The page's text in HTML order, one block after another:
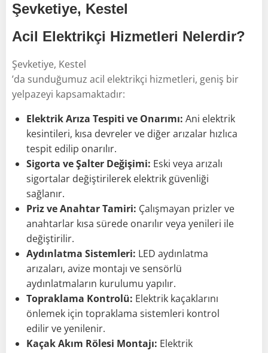
Şevketiye, Kestel
Acil Elektrikçi Hizmetleri Nelerdir?
Şevketiye, Kestel
’da sunduğumuz acil elektrikçi hizmetleri, geniş bir
yelpazeyi kapsamaktadır:
Elektrik Arıza Tespiti ve Onarımı: Ani elektrik
kesintileri, kısa devreler ve diğer arızalar hızlıca
tespit edilip onarılır.
Sigorta ve Şalter Değişimi: Eski veya arızalı
sigortalar değiştirilerek elektrik güvenliği
sağlanır.
Priz ve Anahtar Tamiri: Çalışmayan prizler ve
anahtarlar kısa sürede onarılır veya yenileri ile
değiştirilir.
Aydınlatma Sistemleri: LED aydınlatma
arızaları, avize montajı ve sensörlü
aydınlatmaların kurulumu yapılır.
Topraklama Kontrolü: Elektrik kaçaklarını
önlemek için topraklama sistemleri kontrol
edilir ve yenilenir.
Kaçak Akım Rölesi Montajı: Elektrik